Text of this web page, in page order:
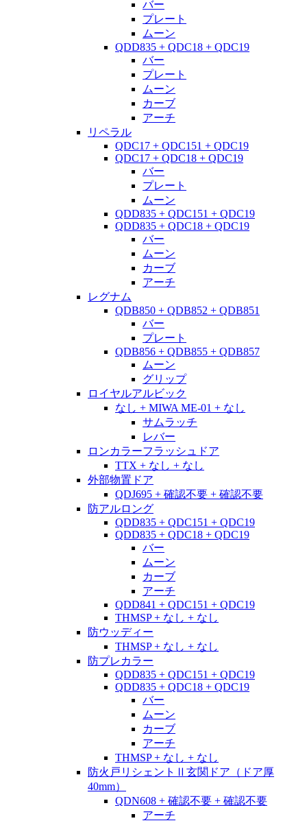
バー
プレート
ムーン
QDD835 + QDC18 + QDC19
バー
プレート
ムーン
カーブ
アーチ
リペラル
QDC17 + QDC151 + QDC19
QDC17 + QDC18 + QDC19
バー
プレート
ムーン
QDD835 + QDC151 + QDC19
QDD835 + QDC18 + QDC19
バー
ムーン
カーブ
アーチ
レグナム
QDB850 + QDB852 + QDB851
バー
プレート
QDB856 + QDB855 + QDB857
ムーン
グリップ
ロイヤルアルビック
なし + MIWA ME-01 + なし
サムラッチ
レバー
ロンカラーフラッシュドア
TTX + なし + なし
外部物置ドア
QDJ695 + 確認不要 + 確認不要
防アルロング
QDD835 + QDC151 + QDC19
QDD835 + QDC18 + QDC19
バー
ムーン
カーブ
アーチ
QDD841 + QDC151 + QDC19
THMSP + なし + なし
防ウッディー
THMSP + なし + なし
防プレカラー
QDD835 + QDC151 + QDC19
QDD835 + QDC18 + QDC19
バー
ムーン
カーブ
アーチ
THMSP + なし + なし
防火戸リシェントⅡ玄関ドア（ドア厚
40mm）
QDN608 + 確認不要 + 確認不要
アーチ